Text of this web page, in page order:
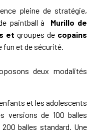
pleine de stratégie,
paintball à Murillo de
et groupes de copains
et de sécurité.
deux modalités
et les adolescents
versions de 100 balles
balles standard. Une